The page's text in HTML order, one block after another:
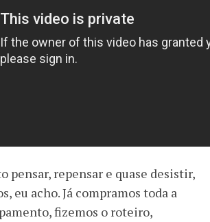
pensar, repensar e quase desistir,
eu acho. Já compramos toda a
fizemos o roteiro,